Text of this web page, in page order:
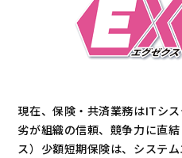
現在、保険・共済業務はITシ
劣が組織の信頼、競争力に直
ス）少額短期保険は、システ